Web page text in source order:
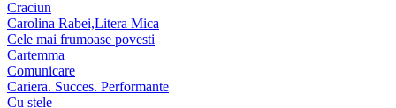
Craciun
Carolina Rabei,Litera Mica
Cele mai frumoase povesti
Cartemma
Comunicare
Cariera. Succes. Performante
Cu stele